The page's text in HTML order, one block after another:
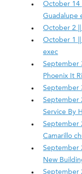
October 14
Guadalupe
October 2
October 1
exec
September
Phoenix It
September
September
Service By
September
Camarillo
September
New
September